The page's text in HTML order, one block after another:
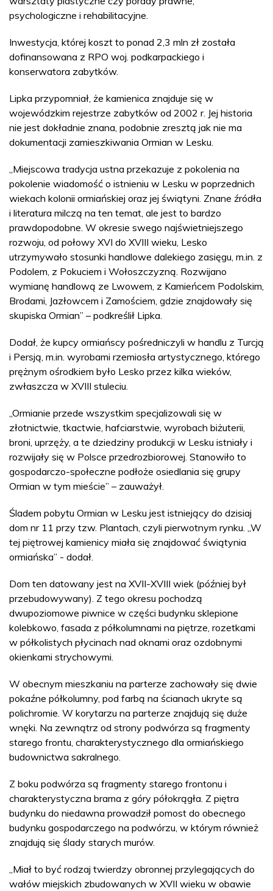
psychologiczne i rehabilitacyjne.
Inwestycja, której koszt to ponad 2,3 mln zł została
dofinansowana z RPO woj. podkarpackiego i
konserwatora zabytków.
Lipka przypomniał, że kamienica znajduje się w
wojewódzkim rejestrze zabytków od 2002 r. Jej historia
nie jest dokładnie znana, podobnie zresztą jak nie ma
dokumentacji zamieszkiwania Ormian w Lesku.
„Miejscowa tradycja ustna przekazuje z pokolenia na
pokolenie wiadomość o istnieniu w Lesku w poprzednich
wiekach kolonii ormiańskiej oraz jej świątyni. Znane źródła
i literatura milczą na ten temat, ale jest to bardzo
prawdopodobne. W okresie swego najświetniejszego
rozwoju, od połowy XVI do XVIII wieku, Lesko
utrzymywało stosunki handlowe dalekiego zasięgu, m.in. z
Podolem, z Pokuciem i Wołoszczyzną. Rozwijano
wymianę handlową ze Lwowem, z Kamieńcem Podolskim,
Brodami, Jazłowcem i Zamościem, gdzie znajdowały się
skupiska Ormian” – podkreślił Lipka.
Dodał, że kupcy ormiańscy pośredniczyli w handlu z Turcją
i Persją, m.in. wyrobami rzemiosła artystycznego, którego
prężnym ośrodkiem było Lesko przez kilka wieków,
zwłaszcza w XVIII stuleciu.
„Ormianie przede wszystkim specjalizowali się w
złotnictwie, tkactwie, hafciarstwie, wyrobach biżuterii,
broni, uprzęży, a te dziedziny produkcji w Lesku istniały i
rozwijały się w Polsce przedrozbiorowej. Stanowiło to
gospodarczo-społeczne podłoże osiedlania się grupy
Ormian w tym mieście” – zauważył.
Śladem pobytu Ormian w Lesku jest istniejący do dzisiaj
dom nr 11 przy tzw. Plantach, czyli pierwotnym rynku. „W
tej piętrowej kamienicy miała się znajdować świątynia
ormiańska” - dodał.
Dom ten datowany jest na XVII-XVIII wiek (później był
przebudowywany). Z tego okresu pochodzą
dwupoziomowe piwnice w części budynku sklepione
kolebkowo, fasada z półkolumnami na piętrze, rozetkami
w półkolistych płycinach nad oknami oraz ozdobnymi
okienkami strychowymi.
W obecnym mieszkaniu na parterze zachowały się dwie
pokaźne półkolumny, pod farbą na ścianach ukryte są
polichromie. W korytarzu na parterze znajdują się duże
wnęki. Na zewnątrz od strony podwórza są fragmenty
starego frontu, charakterystycznego dla ormiańskiego
budownictwa sakralnego.
Z boku podwórza są fragmenty starego frontonu i
charakterystyczna brama z góry półokrągła. Z piętra
budynku do niedawna prowadził pomost do obecnego
budynku gospodarczego na podwórzu, w którym również
znajdują się ślady starych murów.
„Miał to być rodzaj twierdzy obronnej przylegających do
wałów miejskich zbudowanych w XVII wieku w obawie